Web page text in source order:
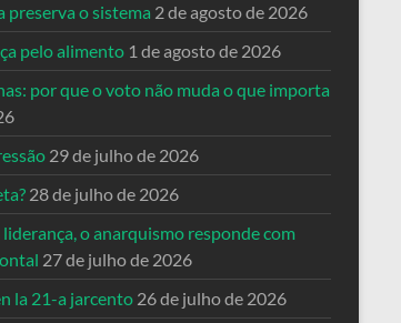
preserva o sistema 2 de agosto de 2026
pelo alimento 1 de agosto de 2026
por que o voto não muda o que importa
29 de julho de 2026
28 de julho de 2026
o anarquismo responde com
27 de julho de 2026
la 21-a jarcento 26 de julho de 2026